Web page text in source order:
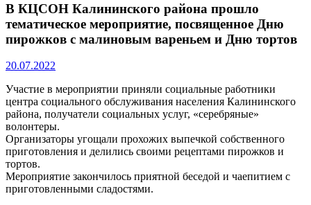
В КЦСОН Калининского района прошло
тематическое мероприятие, посвященное Дню
пирожков с малиновым вареньем и Дню тортов
20.07.2022
Участие в мероприятии приняли социальные работники
центра социального обслуживания населения Калининского
района, получатели социальных услуг, «серебряные»
волонтеры.
Организаторы угощали прохожих выпечкой собственного
приготовления и делились своими рецептами пирожков и
тортов.
Мероприятие закончилось приятной беседой и чаепитием с
приготовленными сладостями.